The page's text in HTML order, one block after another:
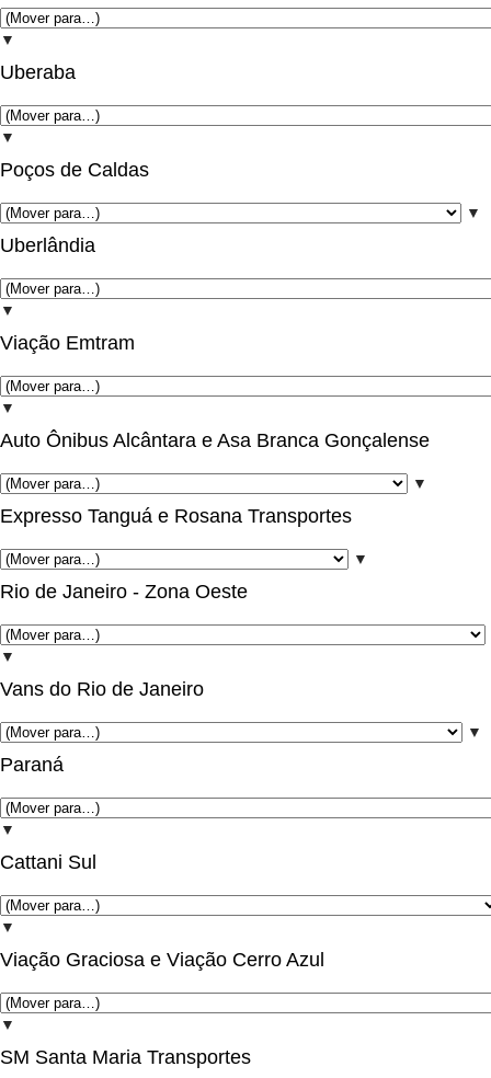
▼
Uberaba
▼
Poços de Caldas
▼
Uberlândia
▼
Viação Emtram
▼
Auto Ônibus Alcântara e Asa Branca Gonçalense
▼
Expresso Tanguá e Rosana Transportes
▼
Rio de Janeiro - Zona Oeste
▼
Vans do Rio de Janeiro
▼
Paraná
▼
Cattani Sul
▼
Viação Graciosa e Viação Cerro Azul
▼
SM Santa Maria Transportes